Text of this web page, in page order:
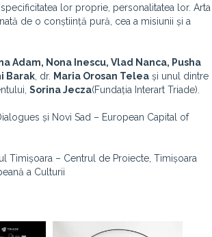
lor proprie, personalitatea lor. Arta
de o conștiință pură, cea a misiunii și a
Adam, Nona Inescu, Vlad Nanca, Pusha
Barak , dr. Maria Orosan Telea și unul dintre
Sorina Jecza(Fundația Interart Triade).
și Novi Sad – European Capital of
Timișoara – Centrul de Proiecte, Timișoara
a Culturii